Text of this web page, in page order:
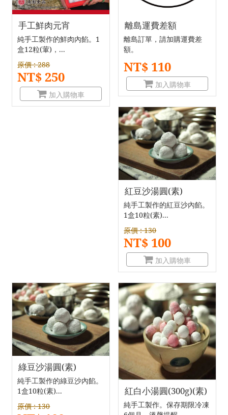
手工鮮肉元宵
純手工製作的鮮肉內餡。1
盒12粒(葷)，...
原價 : 288
NT$ 250
加入購物車
離島運費差額
離島訂單，請加購運費差
額。
NT$ 110
加入購物車
紅豆沙湯圓(素)
純手工製作的紅豆沙內餡。
1盒10粒(素)...
原價 : 130
NT$ 100
加入購物車
綠豆沙湯圓(素)
純手工製作的綠豆沙內餡。
1盒10粒(素)...
原價 : 130
紅白小湯圓(300g)(素)
純手工製作。保存期限冷凍